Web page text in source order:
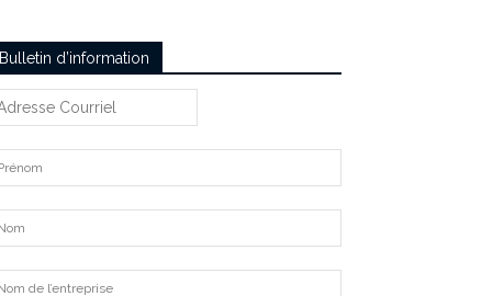
Bulletin d’information